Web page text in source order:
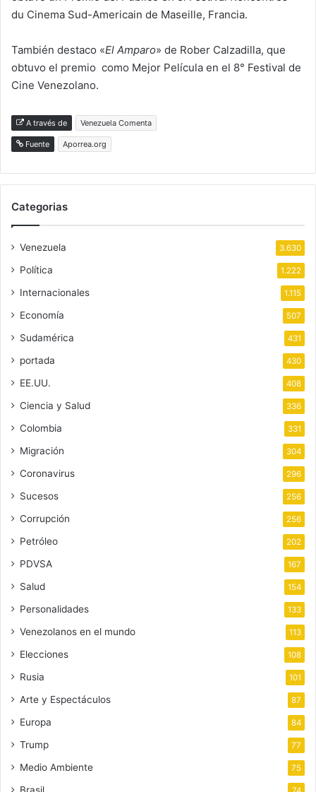
du Cinema Sud-Americain de Maseille, Francia.
También destaco «El Amparo» de Rober Calzadilla, que
obtuvo el premio como Mejor Película en el 8° Festival de
Cine Venezolano.
A través de Venezuela Comenta
Fuente Aporrea.org
Categorias
Venezuela 3.630
Política 1.222
Internacionales 1.115
Economía 507
Sudamérica 431
portada 430
EE.UU. 408
Ciencia y Salud 336
Colombia 331
Migración 304
Coronavirus 296
Sucesos 256
Corrupción 256
Petróleo 202
PDVSA 167
Salud 154
Personalidades 133
Venezolanos en el mundo 113
Elecciones 108
Rusia 101
Arte y Espectáculos 87
Europa 84
Trump 77
Medio Ambiente 75